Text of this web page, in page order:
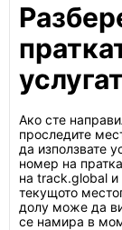
Ако сте
проследите
да използвате
номер на
на track.global
текущото
долу може да
се намира в